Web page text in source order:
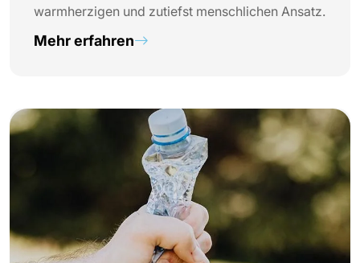
warmherzigen und zutiefst menschlichen Ansatz.
Mehr erfahren